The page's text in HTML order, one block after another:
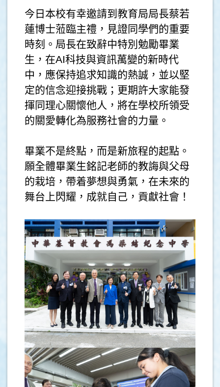
今日本校有幸邀請到教育局局長蔡若
蓮博士蒞臨主禮，見證同學們的重要
時刻。局長在致辭中特別勉勵畢業
生，在AI科技與資訊萬變的新時代
中，應保持追求知識的熱誠，並以堅
定的信念迎接挑戰；更期許大家能發
揮同理心關懷他人，將在學校所領受
的關愛轉化為服務社會的力量。
畢業不是終點，而是新旅程的起點。
願全體畢業生銘記老師的教誨與父母
的栽培，帶着夢想與勇氣，在未來的
舞台上閃耀，成就自己，貢獻社會！